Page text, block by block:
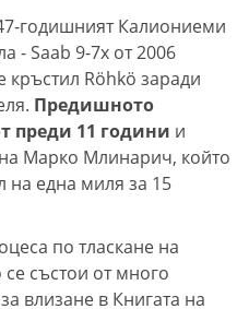
годишният Калиониеми
- Saab 9-7x от 2006
кръстил Röhkö заради
Предишното
преди 11 години и
Марко Млинарич, който
на една миля за 15
по тласкане на
се състои от много
влизане в Книгата на